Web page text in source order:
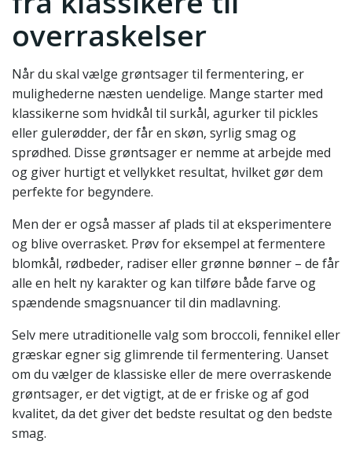
overraskelser
Når du skal vælge grøntsager til fermentering, er
mulighederne næsten uendelige. Mange starter med
klassikerne som hvidkål til surkål, agurker til pickles
eller gulerødder, der får en skøn, syrlig smag og
sprødhed. Disse grøntsager er nemme at arbejde med
og giver hurtigt et vellykket resultat, hvilket gør dem
perfekte for begyndere.
Men der er også masser af plads til at eksperimentere
og blive overrasket. Prøv for eksempel at fermentere
blomkål, rødbeder, radiser eller grønne bønner – de får
alle en helt ny karakter og kan tilføre både farve og
spændende smagsnuancer til din madlavning.
Selv mere utraditionelle valg som broccoli, fennikel eller
græskar egner sig glimrende til fermentering. Uanset
om du vælger de klassiske eller de mere overraskende
grøntsager, er det vigtigt, at de er friske og af god
kvalitet, da det giver det bedste resultat og den bedste
smag.